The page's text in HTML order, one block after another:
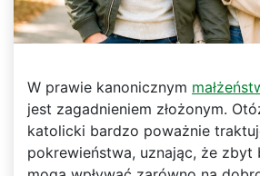
W prawie kanonicznym
jest zagadnieniem złożonym.
katolicki bardzo poważnie
pokrewieństwa, uznając, że zbyt